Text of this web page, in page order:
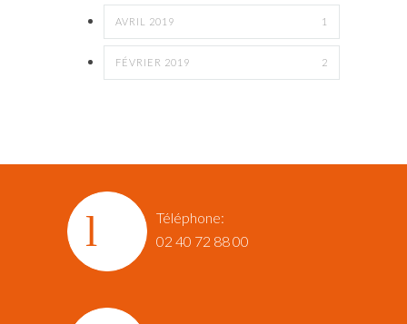
AVRIL 2019 1
FÉVRIER 2019 2
Téléphone:
02 40 72 88 00